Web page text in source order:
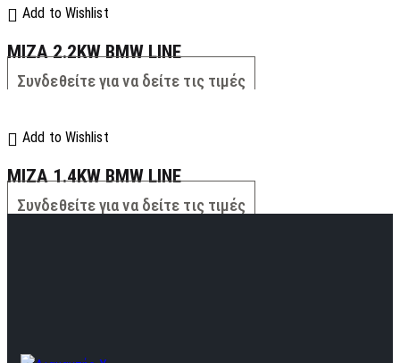
Add to Wishlist
MIZA 2.2KW BMW LINE
Συνδεθείτε για να δείτε τις τιμές
Add to Wishlist
MIZA 1.4KW BMW LINE
Συνδεθείτε για να δείτε τις τιμές